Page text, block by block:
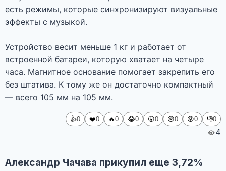
есть режимы, которые синхронизируют визуальные
эффекты с музыкой.
Устройство весит меньше 1 кг и работает от
встроенной батареи, которую хватает на четыре
часа. Магнитное основание помогает закрепить его
без штатива. К тому же он достаточно компактный
— всего 105 мм на 105 мм.
👍0 ❤️0 🔥0 😂0 😮0 😢0 😡0 👎0
4
Александр Чачава прикупил еще 3,72%